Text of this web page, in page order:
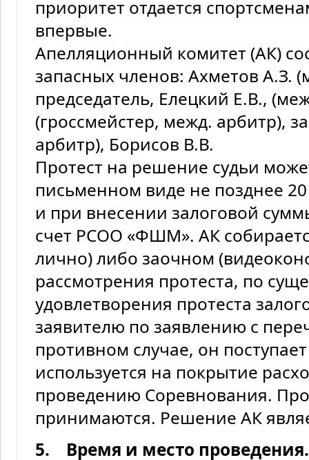
приоритет отдается
впервые.
Апелляционный комитет (АК)
запасных членов: Ахметов А.З.
председатель, Елецкий Е.В.,
(гроссмейстер, межд. арбитр),
арбитр), Борисов В.В.
Протест на решение судьи
письменном виде не позднее
и при внесении залоговой
счет РСОО «ФШМ». АК
лично) либо заочном
рассмотрения протеста, по
удовлетворения протеста
заявителю по заявлению с
противном случае, он
используется на покрытие
проведению Соревнования.
принимаются. Решение АК
5. Время и место проведения.